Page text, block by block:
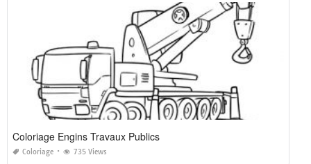
Coloriage Engins Travaux Publics
Coloriage 735 Views